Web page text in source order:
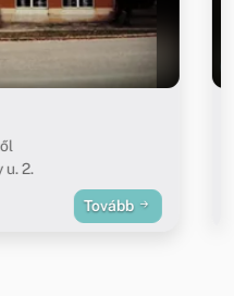
u. 2.
Tovább